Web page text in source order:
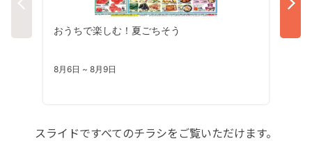
スライドですべてのチラシをご覧いただけます。